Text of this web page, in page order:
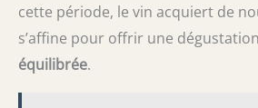
cette période, le vin acquiert de
s’affine pour offrir une dégustation
équilibrée.